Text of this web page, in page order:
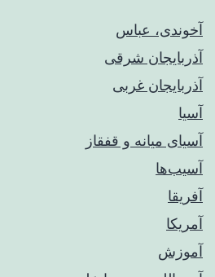
آخوندی، عباس
آذربایجان شرقی
آذربایجان غربی
آسیا
آسیای میانه و قفقاز
آسیب‌ها
آفریقا
آمریکا
آموزش